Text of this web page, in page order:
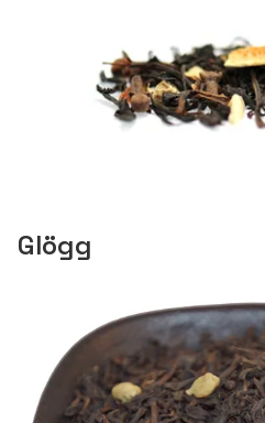
Glögg